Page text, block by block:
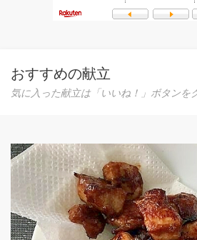
おすすめの献立
気に入った献立は「いいね！」ボタンを